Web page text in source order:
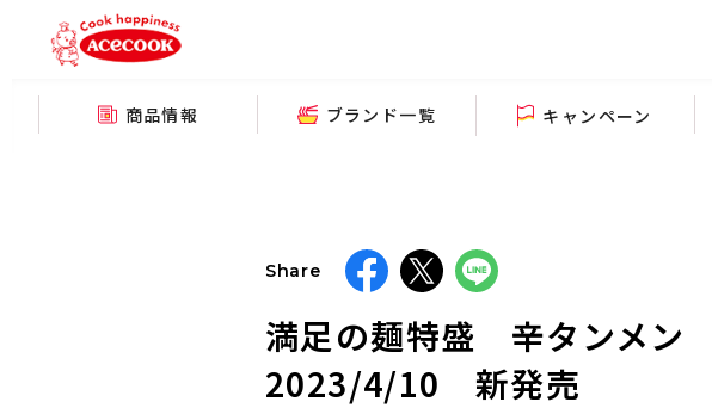
商品情報 ブランド一覧 キャンペーン
Share
満足の麺特盛 辛タンメン
2023/4/10 新発売